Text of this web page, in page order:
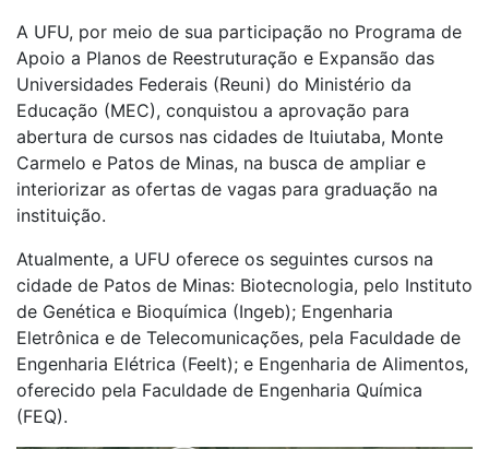
A UFU, por meio de sua participação no Programa de
Apoio a Planos de Reestruturação e Expansão das
Universidades Federais (Reuni) do Ministério da
Educação (MEC), conquistou a aprovação para
abertura de cursos nas cidades de Ituiutaba, Monte
Carmelo e Patos de Minas, na busca de ampliar e
interiorizar as ofertas de vagas para graduação na
instituição.
Atualmente, a UFU oferece os seguintes cursos na
cidade de Patos de Minas: Biotecnologia, pelo Instituto
de Genética e Bioquímica (Ingeb); Engenharia
Eletrônica e de Telecomunicações, pela Faculdade de
Engenharia Elétrica (Feelt); e Engenharia de Alimentos,
oferecido pela Faculdade de Engenharia Química
(FEQ).